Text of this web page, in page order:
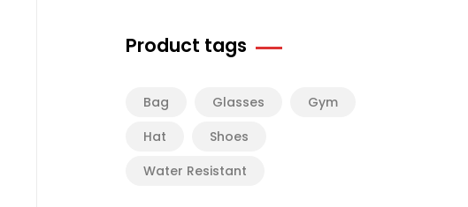
Product tags
Bag Glasses
Gym
Hat
Shoes
Water Resistant